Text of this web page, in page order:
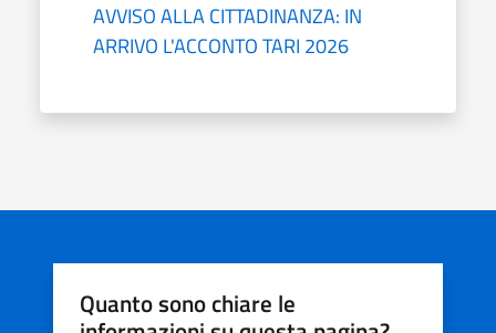
AVVISO ALLA CITTADINANZA: IN
ARRIVO L'ACCONTO TARI 2026
Quanto sono chiare le